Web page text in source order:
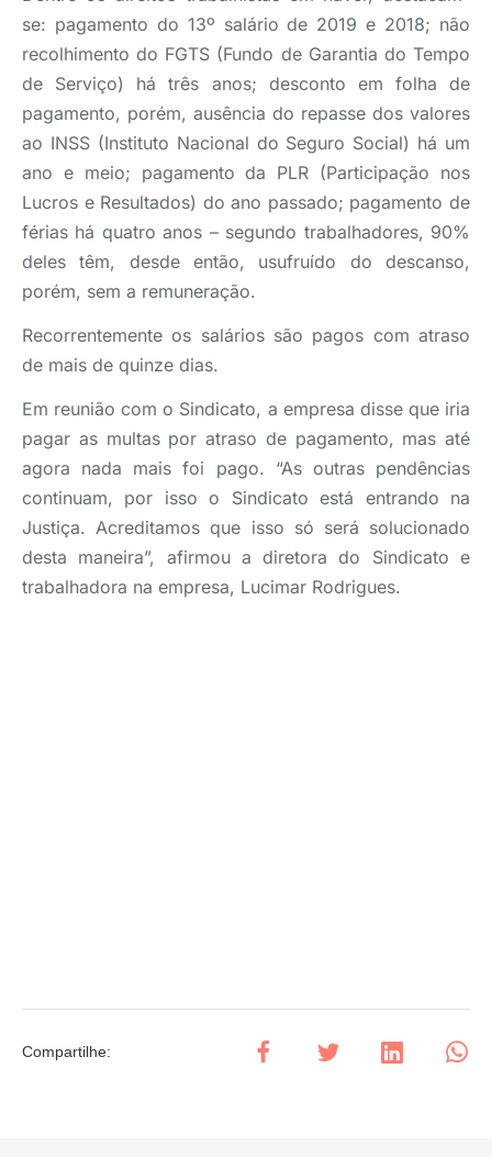
se: pagamento do 13º salário de 2019 e 2018; não
recolhimento do FGTS (Fundo de Garantia do Tempo
de Serviço) há três anos; desconto em folha de
pagamento, porém, ausência do repasse dos valores
ao INSS (Instituto Nacional do Seguro Social) há um
ano e meio; pagamento da PLR (Participação nos
Lucros e Resultados) do ano passado; pagamento de
férias há quatro anos – segundo trabalhadores, 90%
deles têm, desde então, usufruído do descanso,
porém, sem a remuneração.
Recorrentemente os salários são pagos com atraso
de mais de quinze dias.
Em reunião com o Sindicato, a empresa disse que iria
pagar as multas por atraso de pagamento, mas até
agora nada mais foi pago. “As outras pendências
continuam, por isso o Sindicato está entrando na
Justiça. Acreditamos que isso só será solucionado
desta maneira”, afirmou a diretora do Sindicato e
trabalhadora na empresa, Lucimar Rodrigues.
Compartilhe: